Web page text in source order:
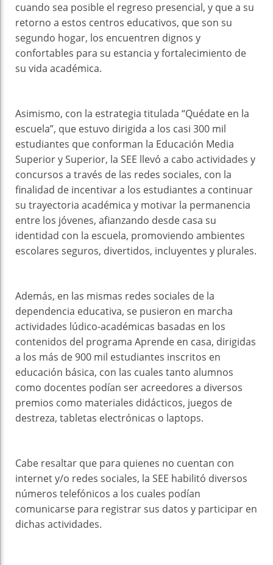
cuando sea posible el regreso presencial, y que a su
retorno a estos centros educativos, que son su
segundo hogar, los encuentren dignos y
confortables para su estancia y fortalecimiento de
su vida académica.
Asimismo, con la estrategia titulada “Quédate en la
escuela”, que estuvo dirigida a los casi 300 mil
estudiantes que conforman la Educación Media
Superior y Superior, la SEE llevó a cabo actividades y
concursos a través de las redes sociales, con la
finalidad de incentivar a los estudiantes a continuar
su trayectoria académica y motivar la permanencia
entre los jóvenes, afianzando desde casa su
identidad con la escuela, promoviendo ambientes
escolares seguros, divertidos, incluyentes y plurales.
Además, en las mismas redes sociales de la
dependencia educativa, se pusieron en marcha
actividades lúdico-académicas basadas en los
contenidos del programa Aprende en casa, dirigidas
a los más de 900 mil estudiantes inscritos en
educación básica, con las cuales tanto alumnos
como docentes podían ser acreedores a diversos
premios como materiales didácticos, juegos de
destreza, tabletas electrónicas o laptops.
Cabe resaltar que para quienes no cuentan con
internet y/o redes sociales, la SEE habilitó diversos
números telefónicos a los cuales podían
comunicarse para registrar sus datos y participar en
dichas actividades.